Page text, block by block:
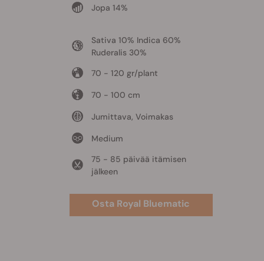
Jopa 14%
Sativa 10% Indica 60%
Ruderalis 30%
70 - 120 gr/plant
70 - 100 cm
Jumittava, Voimakas
Medium
75 - 85 päivää itämisen
jälkeen
Osta Royal Bluematic